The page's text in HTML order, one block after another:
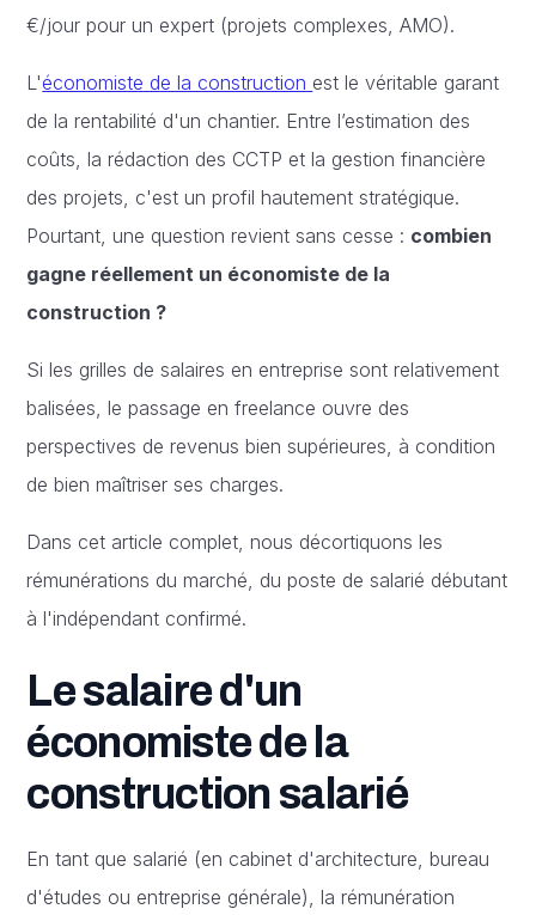
€/jour pour un expert (projets complexes, AMO).
L'économiste de la construction est le véritable garant
de la rentabilité d'un chantier. Entre l’estimation des
coûts, la rédaction des CCTP et la gestion financière
des projets, c'est un profil hautement stratégique.
Pourtant, une question revient sans cesse : combien
gagne réellement un économiste de la
construction ?
Si les grilles de salaires en entreprise sont relativement
balisées, le passage en freelance ouvre des
perspectives de revenus bien supérieures, à condition
de bien maîtriser ses charges.
Dans cet article complet, nous décortiquons les
rémunérations du marché, du poste de salarié débutant
à l'indépendant confirmé.
Le salaire d'un
économiste de la
construction salarié
En tant que salarié (en cabinet d'architecture, bureau
d'études ou entreprise générale), la rémunération